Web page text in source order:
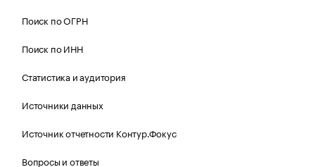
Поиск по ОГРН
Поиск по ИНН
Статистика и аудитория
Источники данных
Источник отчетности Контур.Фокус
Вопросы и ответы